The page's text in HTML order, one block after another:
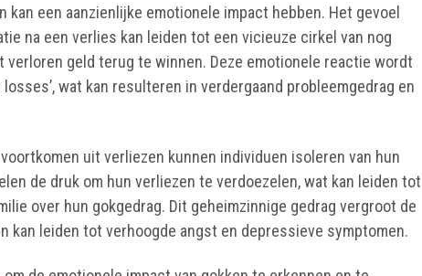
een aanzienlijke emotionele impact hebben. Het gevoel
na een verlies kan leiden tot een vicieuze cirkel van nog
verloren geld terug te winnen. Deze emotionele reactie wordt
losses’, wat kan resulteren in verdergaand probleemgedrag en
uit verliezen kunnen individuen isoleren van hun
de druk om hun verliezen te verdoezelen, wat kan leiden tot
over hun gokgedrag. Dit geheimzinnige gedrag vergroot de
kan leiden tot verhoogde angst en depressieve symptomen.